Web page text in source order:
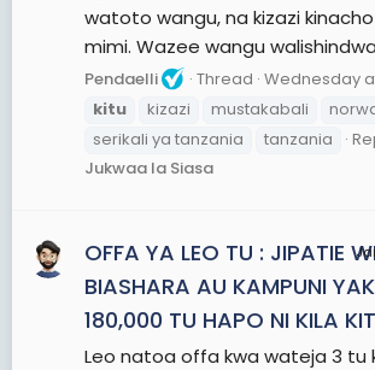
watoto wangu, na kizazi
mimi. Wazee wangu
Pendaelli Thread Wednesday at
kitu
kizazi mustakabali
serikali ya tanzania
tanzania
Jukwaa la Siasa
OFFA YA LEO TU : JIPATIE
BIASHARA AU KAMPUNI
180,000 TU HAPO NI KILA
Leo natoa offa kwa wateja 3 tu